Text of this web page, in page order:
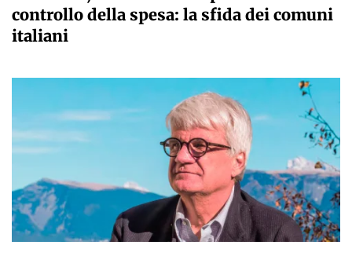
controllo della spesa: la sfida dei comuni
italiani